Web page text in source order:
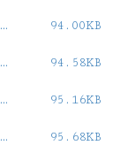
94.00KB
94.58KB
95.16KB
95.68KB